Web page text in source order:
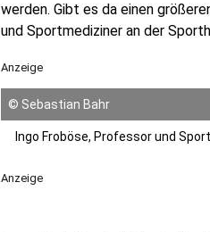
werden. Gibt es da einen
und Sportmediziner an der
Anzeige
© Sebastian Bahr
Ingo Froböse, Professor und
Anzeige